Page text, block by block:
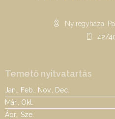
Nyíregyháza,
42/
Temető nyitvatartás
Jan., Feb., Nov., Dec.
Már., Okt.
Ápr., Sze.